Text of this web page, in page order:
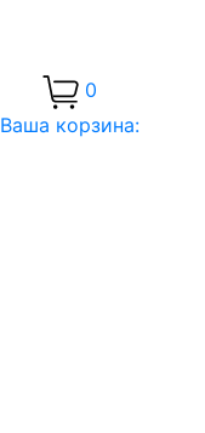
0
Ваша корзина: